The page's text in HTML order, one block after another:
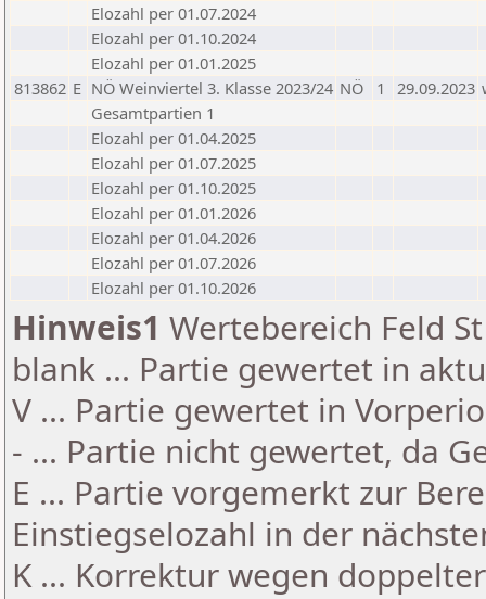
Elozahl per 01.07.2024
Elozahl per 01.10.2024
Elozahl per 01.01.2025
813862 E NÖ Weinviertel 3. Klasse 2023/24 NÖ 1 29.09.2023
Gesamtpartien 1
Elozahl per 01.04.2025
Elozahl per 01.07.2025
Elozahl per 01.10.2025
Elozahl per 01.01.2026
Elozahl per 01.04.2026
Elozahl per 01.07.2026
Elozahl per 01.10.2026
Hinweis1 Wertebereich Feld
blank ... Partie gewertet in
V ... Partie gewertet in
- ... Partie nicht gewertet, da
E ... Partie vorgemerkt zur
Einstiegselozahl in der
K ... Korrektur wegen